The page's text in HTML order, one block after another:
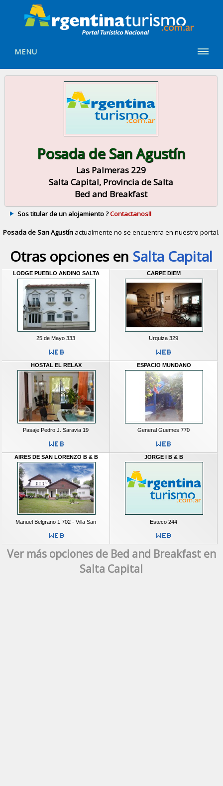
MENU
Posada de San Agustín
Las Palmeras 229
Salta Capital, Provincia de Salta
Bed and Breakfast
Sos titular de un alojamiento ?Contactanos!!
Posada de San Agustín actualmente no se encuentra en nuestro portal.
Otras opciones en Salta Capital
LODGE PUEBLO ANDINO SALTA
25 de Mayo 333
CARPE DIEM
Urquiza 329
HOSTAL EL RELAX
Pasaje Pedro J. Saravia 19
ESPACIO MUNDANO
General Guemes 770
AIRES DE SAN LORENZO B & B
Manuel Belgrano 1.702 - Villa San
JORGE I B & B
Esteco 244
Ver más opciones de Bed and Breakfast en
Salta Capital